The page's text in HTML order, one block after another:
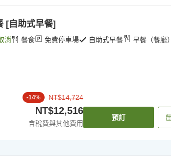
[自助式早餐]
消 餐食 免費停車場 自助式早餐 早餐（餐廳）
-14% NT$14,724
NT$12,516
含稅費與其他費用
預訂